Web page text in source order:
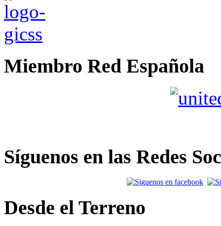
Miembro Red Española
Síguenos en las Redes
Desde el Terreno